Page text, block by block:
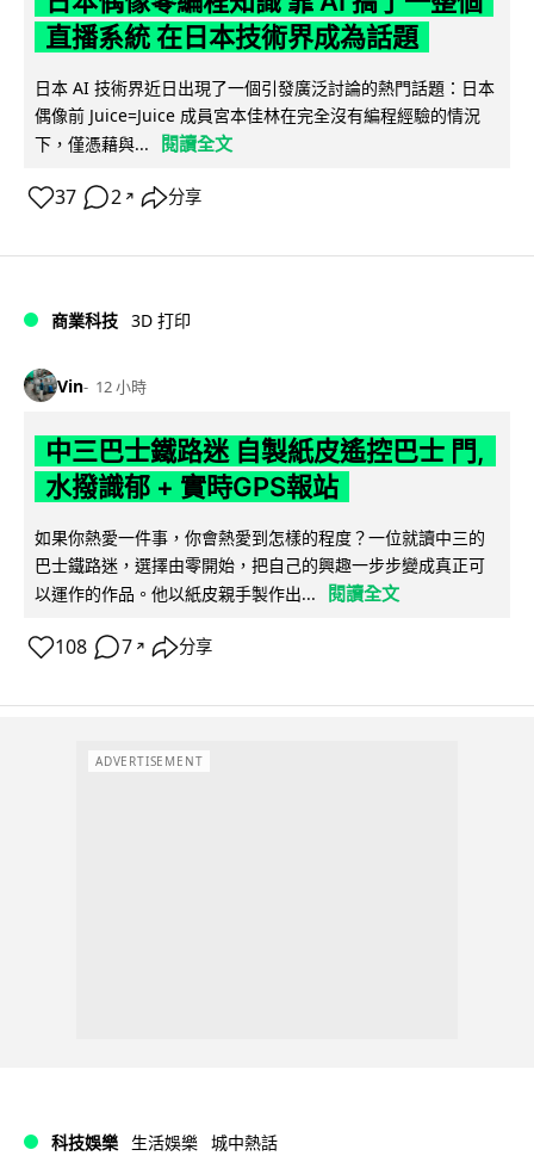
直播系統 在日本技術界成為話題
日本 AI 技術界近日出現了一個引發廣泛討論的熱門話題：日本
偶像前 Juice=Juice 成員宮本佳林在完全沒有編程經驗的情況
下，僅憑藉與...
閱讀全文
37 2 ↗ 分享
商業科技 3D 打印
Vin 12 小時
中三巴士鐵路迷 自製紙皮遙控巴士 門,
水撥識郁 + 實時GPS報站
如果你熱愛一件事，你會熱愛到怎樣的程度？一位就讀中三的
巴士鐵路迷，選擇由零開始，把自己的興趣一步步變成真正可
以運作的作品。他以紙皮親手製作出...
閱讀全文
108 7 ↗ 分享
ADVERTISEMENT
科技娛樂 生活娛樂 城中熱話